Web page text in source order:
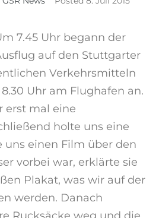
Service
Suche
7.45 Uhr begann der
auf den Stuttgarter
Verkehrsmitteln
Uhr am Flughafen an.
erst mal eine
holte uns eine
uns einen Film über den
vorbei war, erklärte sie
Plakat, was wir auf der
werden. Danach